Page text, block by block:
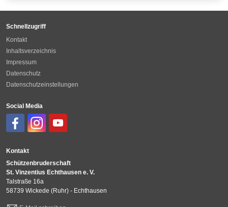
Schnellzugriff
Kontakt
Inhaltsverzeichnis
Impressum
Datenschutz
Datenschutzeinstellungen
Social Media
Kontakt
Schützenbruderschaft
St. Vinzentius Echthausen e. V.
Talstraße 16a
58739 Wickede (Ruhr) - Echthausen